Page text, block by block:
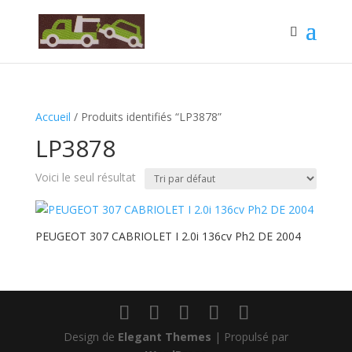
Accueil / Produits identifiés “LP3878”
LP3878
Voici le seul résultat
PEUGEOT 307 CABRIOLET I 2.0i 136cv Ph2 DE 2004
Design de Elegant Themes | Propulsé par